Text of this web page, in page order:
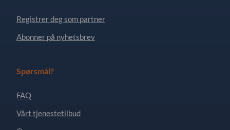
Registrer deg som partner
Abonner på nyhetsbrev
Spørsmål?
FAQ
Vårt tjenestetilbud